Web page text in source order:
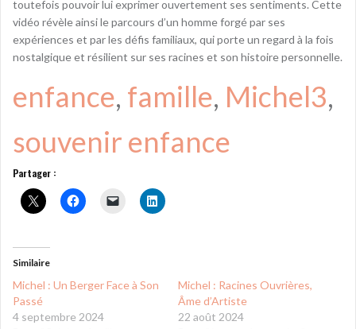
toutefois pouvoir lui exprimer ouvertement ses sentiments. Cette
vidéo révèle ainsi le parcours d’un homme forgé par ses
expériences et par les défis familiaux, qui porte un regard à la fois
nostalgique et résilient sur ses racines et son histoire personnelle.
enfance, famille, Michel3
souvenir enfance
Partager :
Similaire
Michel : Un Berger Face à Son
Passé
4 septembre 2024
Michel : Racines Ouvrières,
Âme d’Artiste
22 août 2024